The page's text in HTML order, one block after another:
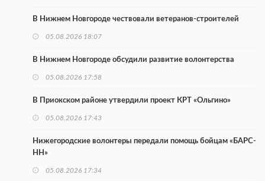
В Нижнем Новгороде чествовали ветеранов-строителей
05.08.2026 18:07
В Нижнем Новгороде обсудили развитие волонтерства
05.08.2026 17:58
В Приокском районе утвердили проект КРТ «Ольгино»
05.08.2026 17:43
Нижегородские волонтеры передали помощь бойцам «БАРС-
НН»
05.08.2026 17:34